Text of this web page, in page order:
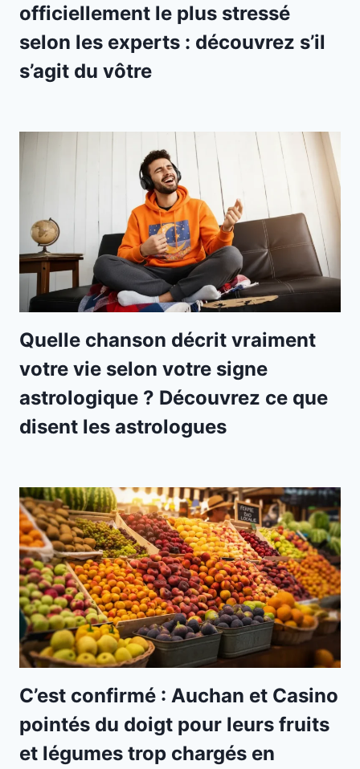
officiellement le plus stressé
selon les experts : découvrez s’il
s’agit du vôtre
Quelle chanson décrit vraiment
votre vie selon votre signe
astrologique ? Découvrez ce que
disent les astrologues
C’est confirmé : Auchan et Casino
pointés du doigt pour leurs fruits
et légumes trop chargés en